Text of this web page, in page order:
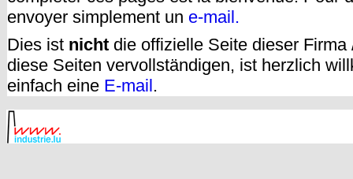
envoyer simplement un e-mail.
Dies ist nicht die offizielle Seite dieser
diese Seiten vervollständigen, ist herzlich
einfach eine E-mail.